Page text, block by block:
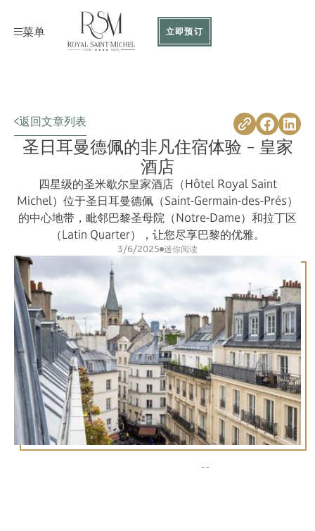
菜单 立即预订
返回文章列表
圣日耳曼德佩的非凡住宿体验 - 皇家
酒店
四星级的圣米歇尔皇家酒店（Hôtel Royal Saint
Michel）位于圣日耳曼德佩（Saint-Germain-des-Prés）
的中心地带，毗邻巴黎圣母院（Notre-Dame）和拉丁区
（Latin Quarter），让您尽享巴黎的优雅。
3/6/2025 迷你阅读